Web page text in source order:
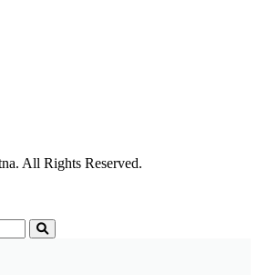
All Rights Reserved.